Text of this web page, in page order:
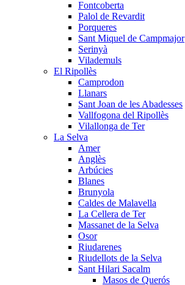
Fontcoberta
Palol de Revardit
Porqueres
Sant Miquel de Campmajor
Serinyà
Vilademuls
El Ripollès
Camprodon
Llanars
Sant Joan de les Abadesses
Vallfogona del Ripollès
Vilallonga de Ter
La Selva
Amer
Anglès
Arbúcies
Blanes
Brunyola
Caldes de Malavella
La Cellera de Ter
Massanet de la Selva
Osor
Riudarenes
Riudellots de la Selva
Sant Hilari Sacalm
Masos de Querós